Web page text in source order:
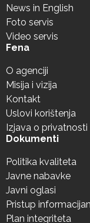
News in English
Foto servis
Video servis
Fena
O agenciji
Misija i vizija
Kontakt
Uslovi korištenja
Izjava o privatnosti
Dokumenti
Politika kvaliteta
Javne nabavke
Javni oglasi
Pristup
Plan integriteta